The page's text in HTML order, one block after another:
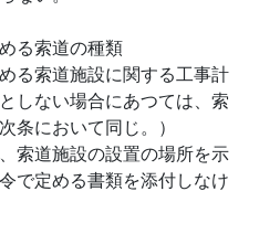
る索道の種類
る索道施設に関する工事計
しない場合にあつては、索
条において同じ。）
索道施設の設置の場所を示
で定める書類を添付しなけ